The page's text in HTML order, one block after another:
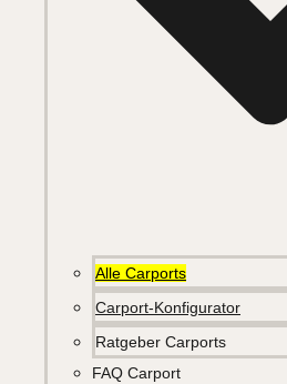
Alle Carports
Carport-Konfigurator
Ratgeber Carports
FAQ Carport